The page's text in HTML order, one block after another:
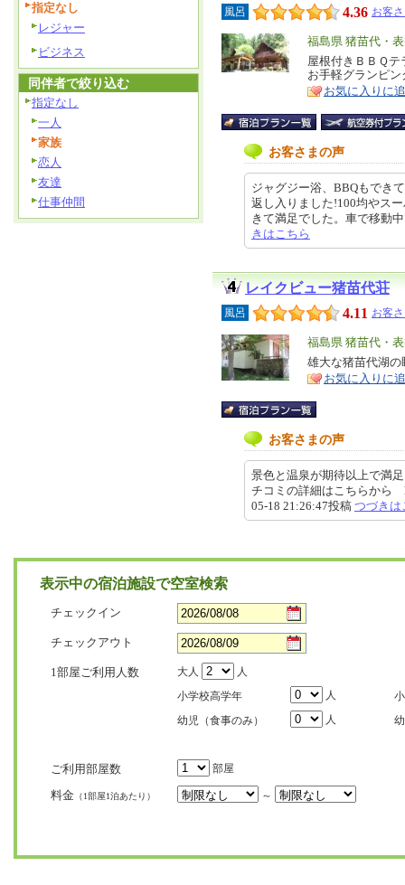
風呂 4.36 お客
エ
リ
ア
福島県 猪苗代・
特
徴
屋根付きＢＢＱ
お手軽グランピ
お気に入りに
お客さまの声
ジャグジー浴、BBQもでき
返し入りました!100均やス
きて満足でした。車で移動
きはこちら
レイクビュー猪苗代荘
風呂 4.11 お客
エ
リ
ア
福島県 猪苗代・
特
徴
雄大な猪苗代湖
お気に入りに
お客さまの声
景色と温泉が期待以上で満
チコミの詳細はこちらから
05-18 21:26:47投稿 つづきは
指定なし
レジャー
ビジネス
同伴者で絞り込む
指定なし
一人
家族
恋人
友達
仕事仲間
表示中の宿泊施設で空室検索
チェックイン
チェックアウト
1部屋ご利用人数 大人
人
小学校高学年
人
幼児（食事のみ）
人
ご利用部屋数 部屋
料金 （1部屋1泊あたり） ～